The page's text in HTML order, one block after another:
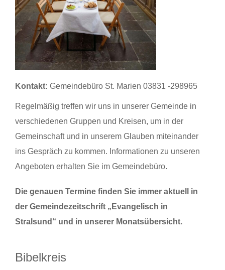
Kontakt: Gemeindebüro St. Marien 03831 -298965
Regelmäßig treffen wir uns in unserer Gemeinde in
verschiedenen Gruppen und Kreisen, um in der
Gemeinschaft und in unserem Glauben miteinander
ins Gespräch zu kommen. Informationen zu unseren
Angeboten erhalten Sie im Gemeindebüro.
Die genauen Termine finden Sie immer aktuell in
der Gemeindezeitschrift „Evangelisch in
Stralsund“ und in unserer Monatsübersicht.
Bibelkreis